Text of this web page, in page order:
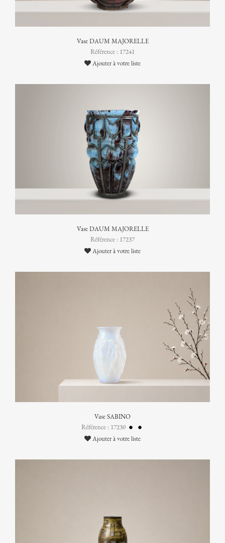
Vase DAUM MAJORELLE
Référence : 17241
Ajouter à votre liste
Vase DAUM MAJORELLE
Référence : 17237
Ajouter à votre liste
Vase SABINO
Référence : 17230
Ajouter à votre liste